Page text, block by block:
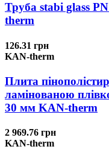
Труба stabi glass
therm
126.31 грн
KAN-therm
Плита
ламінованою
30 мм KAN-therm
2 969.76 грн
KAN-therm